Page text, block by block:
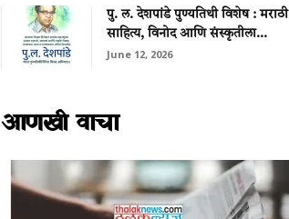
पु. ल. देशपांडे पुण्यतिथी विशेष : मराठी
साहित्य, विनोद आणि संस्कृतीला...
June 12, 2026
आणखी वाचा